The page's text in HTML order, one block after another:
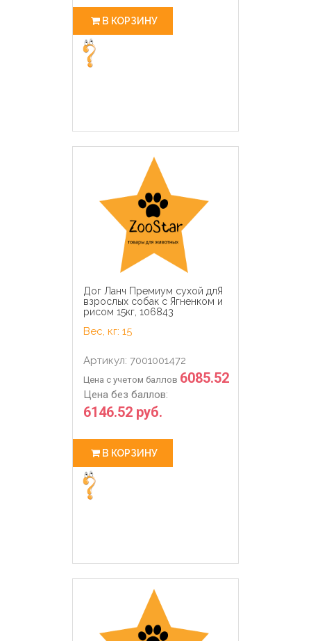
В КОРЗИНУ
Дог Ланч Премиум сухой длЯ
взрослых собак с Ягненком и
рисом 15кг, 106843
Вес, кг: 15
Артикул: 7001001472
Цена с учетом баллов 6085.52
Цена без баллов:
6146.52 руб.
В КОРЗИНУ